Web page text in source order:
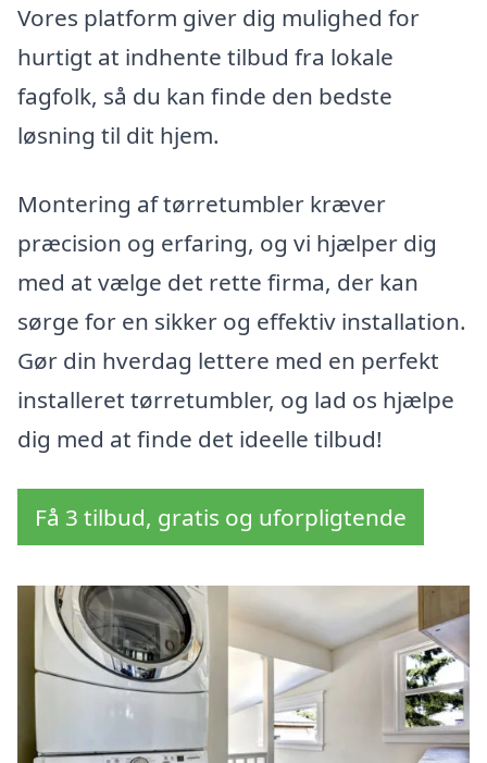
Vores platform giver dig mulighed for
hurtigt at indhente tilbud fra lokale
fagfolk, så du kan finde den bedste
løsning til dit hjem.
Montering af tørretumbler kræver
præcision og erfaring, og vi hjælper dig
med at vælge det rette firma, der kan
sørge for en sikker og effektiv installation.
Gør din hverdag lettere med en perfekt
installeret tørretumbler, og lad os hjælpe
dig med at finde det ideelle tilbud!
Få 3 tilbud, gratis og uforpligtende